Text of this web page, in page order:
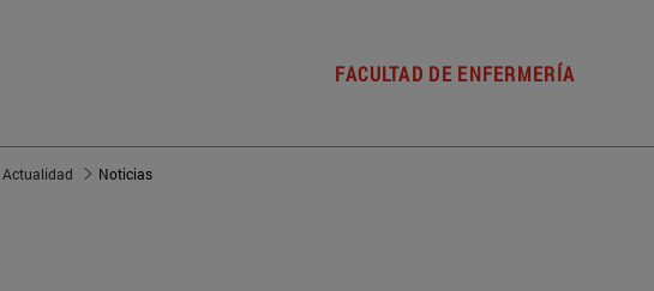
FACULTAD DE ENFERMERÍA
Actualidad Noticias